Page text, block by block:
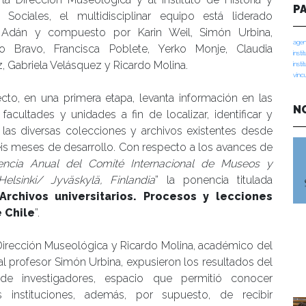
Sociales, el multidisciplinar equipo está liderado
y compuesto por Karin Weil, Simón Urbina,
Bravo, Francisca Poblete, Yerko Monje, Claudia
Gabriela Velásquez y Ricardo Molina.
en una primera etapa, levanta información en las
facultades y unidades a fin de localizar, identificar y
las diversas colecciones y archivos existentes desde
meses de desarrollo. Con respecto a los avances de
Anual del Comité Internacional de Museos y
Jyväskylä, Finlandia” la ponencia titulada
universitarios. Procesos y lecciones
Chile”.
Museológica y Ricardo Molina, académico del
profesor Simón Urbina, expusieron los resultados del
investigadores, espacio que permitió conocer
instituciones, además, por supuesto, de recibir